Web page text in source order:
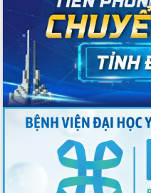
Đảm bảo cuộc bầu cử đại biểu Quốc
hội và đại biểu HĐND các cấp diễn ra
an toàn, hiệu quả, đúng quy định
Thủ tướng Chính phủ Phạm Minh Chính
kiểm tra, chỉ đạo hoàn thành các dự
án cao tốc và thăm khu tái định cư tại
Đắk Lắk
Sôi nổi Hội đua ngựa truyền thống Gò
Thì Thùng mừng Xuân Bính Ngọ 2026
Lãnh đạo tỉnh dâng hương tưởng niệm
tại Đập Đồng Cam đầu Xuân Bính Ngọ